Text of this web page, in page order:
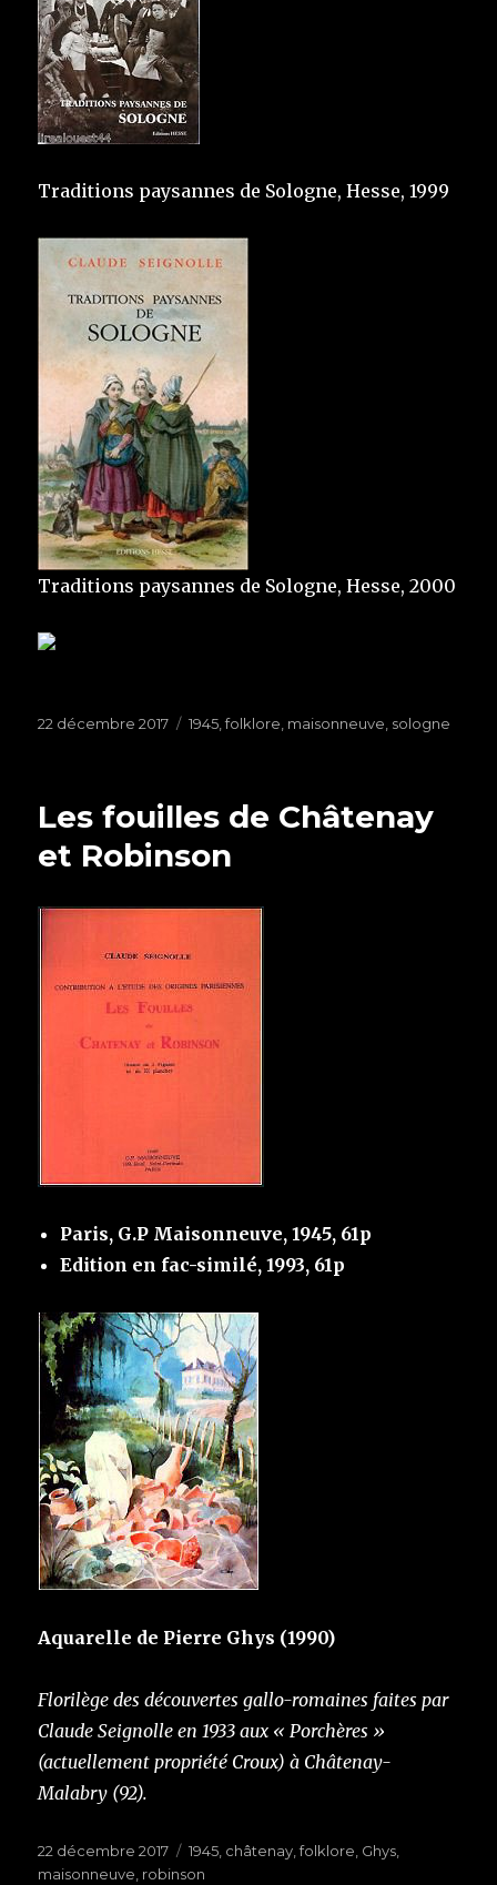
Traditions paysannes de Sologne, Hesse, 1999
Traditions paysannes de Sologne, Hesse, 2000
Publié
22 décembre 2017 Étiquettes
1945 ,folklore maisonneuve sologne
Les fouilles de Châtenay
et Robinson
Paris, G.P Maisonneuve, 1945, 61p
Edition en fac-similé, 1993, 61p
Aquarelle de Pierre Ghys (1990)
Florilège des découvertes gallo-romaines faites par
Claude Seignolle en 1933 aux « Porchères »
(actuellement propriété Croux) à Châtenay-
Malabry (92).
Publié
le
22 décembre 2017 Étiquettes
1945 châtenay ,folklore Ghys
maisonneuve robinson